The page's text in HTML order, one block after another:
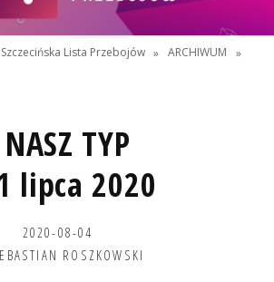
Szczecińska Lista Przebojów » ARCHIWUM
»
NASZ TYP
lipca 2020
2020-08-04
ROSZKOWSKI